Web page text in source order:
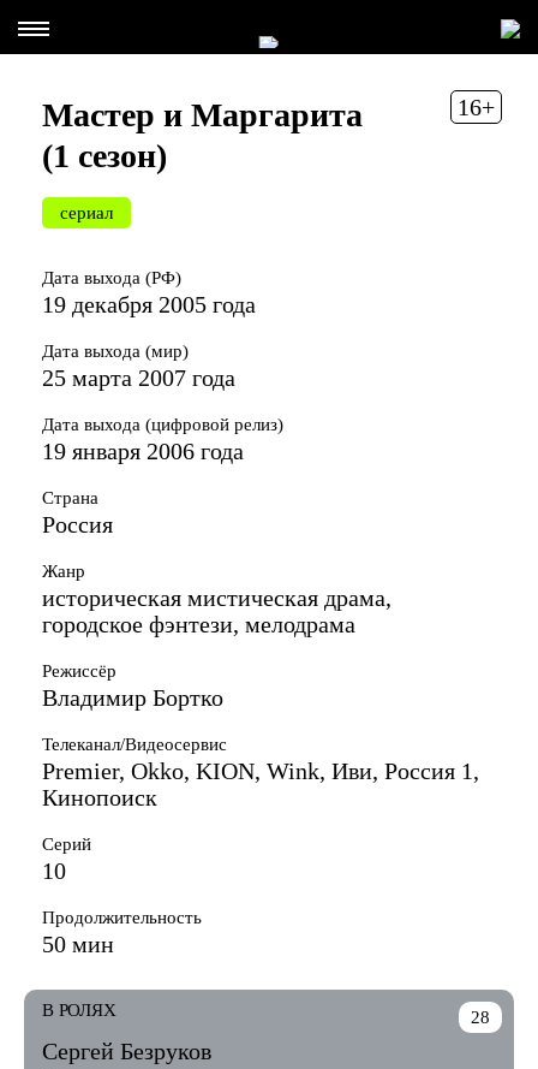
16+
Мастер и Маргарита
(1 сезон)
сериал
Дата выхода (РФ)
19 декабря 2005 года
Дата выхода (мир)
25 марта 2007 года
Дата выхода (цифровой релиз)
19 января 2006 года
Страна
Россия
Жанр
историческая мистическая драма,
городское фэнтези, мелодрама
Режиссёр
Владимир Бортко
Телеканал/Видеосервис
Premier, Okko, KION, Wink, Иви, Россия 1,
Кинопоиск
Серий
10
Продолжительность
50 мин
28
В РОЛЯХ
Сергей Безруков